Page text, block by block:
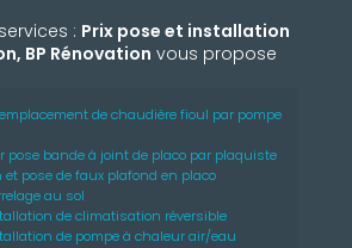
: Prix pose et installation
BP Rénovation vous propose
de chaudière fioul par pompe
pose bande à joint de placo par plaquiste
pose de faux plafond en placo
au sol
de climatisation réversible
de pompe à chaleur air/eau